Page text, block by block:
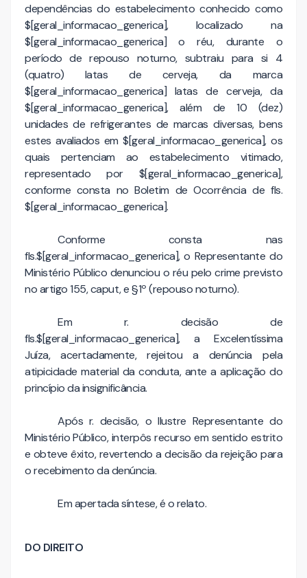
dependências do estabelecimento conhecido como
$[geral_informacao_generica], localizado na
$[geral_informacao_generica] o réu, durante o
período de repouso noturno, subtraiu para si 4
(quatro) latas de cerveja, da marca
$[geral_informacao_generica] latas de cerveja, da
$[geral_informacao_generica], além de 10 (dez)
unidades de refrigerantes de marcas diversas, bens
estes avaliados em $[geral_informacao_generica], os
quais pertenciam ao estabelecimento vitimado,
representado por $[geral_informacao_generica],
conforme consta no Boletim de Ocorrência de fls.
$[geral_informacao_generica].
Conforme consta nas
fls.$[geral_informacao_generica], o Representante do
Ministério Público denunciou o réu pelo crime previsto
no artigo 155, caput, e §1º (repouso noturno).
Em r. decisão de
fls.$[geral_informacao_generica], a Excelentíssima
Juíza, acertadamente, rejeitou a denúncia pela
atipicidade material da conduta, ante a aplicação do
princípio da insignificância.
Após r. decisão, o Ilustre Representante do
Ministério Público, interpôs recurso em sentido estrito
e obteve êxito, revertendo a decisão da rejeição para
o recebimento da denúncia.
Em apertada síntese, é o relato.
DO DIREITO